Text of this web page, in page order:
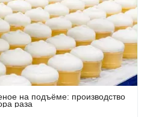
на подъёме: производство
раза